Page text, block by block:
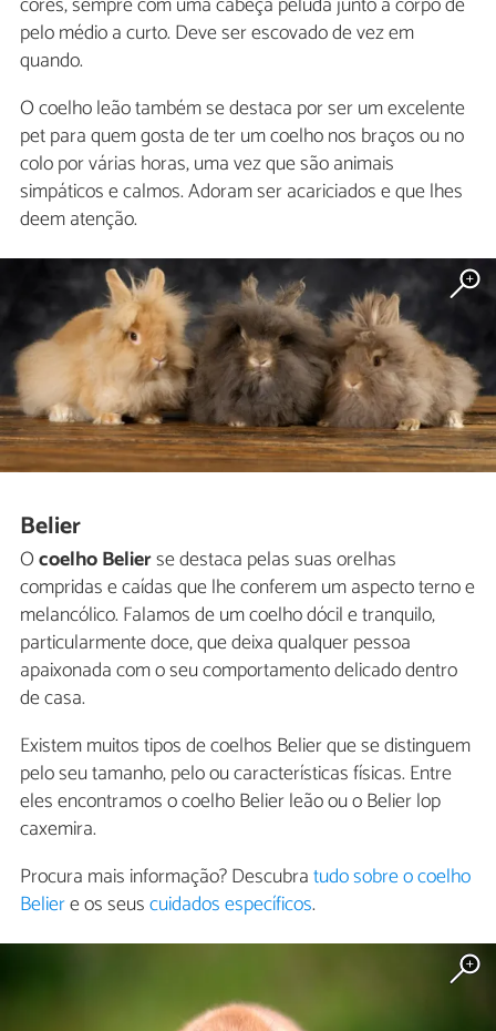
pelo médio a curto. Deve ser escovado de vez em
quando.
O coelho leão também se destaca por ser um excelente
pet para quem gosta de ter um coelho nos braços ou no
colo por várias horas, uma vez que são animais
simpáticos e calmos. Adoram ser acariciados e que lhes
deem atenção.
Belier
Ocoelho Belierse destaca pelas suas orelhas
compridas e caídas que lhe conferem um aspecto terno e
melancólico. Falamos de um coelho dócil e tranquilo,
particularmente doce, que deixa qualquer pessoa
apaixonada com o seu comportamento delicado dentro
de casa.
Existem muitos tipos de coelhos Belier que se distinguem
pelo seu tamanho, pelo ou características físicas. Entre
eles encontramos o coelho Belier leão ou o Belier lop
caxemira.
Procura mais informação? Descubratudo sobre o coelho
Beliere os seuscuidados específicos.